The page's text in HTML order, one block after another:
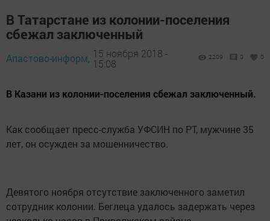
В Татарстане из колонии-поселения
сбежал заключенный
Апастово-информ, 15 ноября 2018 -
15:08
2209 0 0
В Казани из колонии-поселения сбежал заключенный.
Как сообщает пресс-служба УФСИН по РТ, мужчине 35
лет, он осужден за мошенничество.
Девятого ноября отсутствие заключенного заметил
сотрудник колонии. Беглеца удалось задержать через